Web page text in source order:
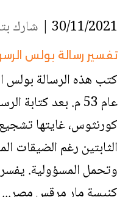
30/11/2021 | شارك
تفسير رسالة بولس
كتب هذه الرسالة بولس
عام 53 م. بعد
كورنثوس، غايتها
الثابتين رغم الضيقات
وتحمل المسؤولية.